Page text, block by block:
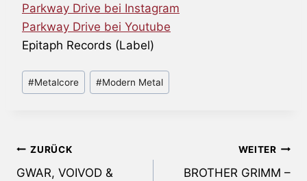
Parkway Drive bei Instagram
Parkway Drive bei Youtube
Epitaph Records (Label)
Schlagworte:
#Metalcore #Modern Metal
Beitragsnavigation
ZURÜCK
GWAR, VOIVOD &
WEITER
BROTHER GRIMM –